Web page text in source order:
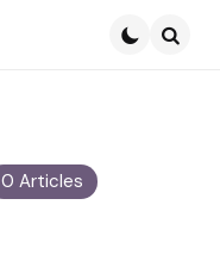
0 Articles